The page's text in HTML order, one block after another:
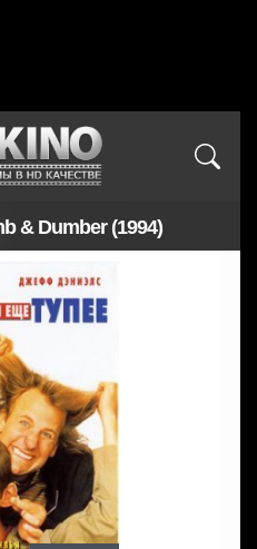
& Dumber (1994)